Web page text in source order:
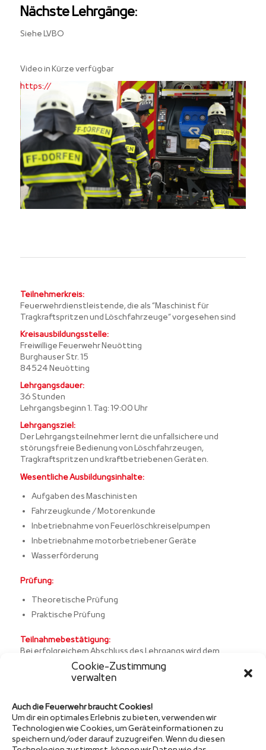
Cookie-Zustimmung
verwalten
Auch die Feuerwehr braucht Cookies!
Um dir ein optimales Erlebnis zu bieten, verwenden wir
Technologien wie Cookies, um Geräteinformationen zu
speichern und/oder darauf zuzugreifen. Wenn du diesen
Nächste Lehrgänge:
Siehe LVBO
Video in Kürze verfügbar
https://
Teilnehmerkreis:
Feuerwehrdienstleistende, die als “Maschinist für
Tragkraftspritzen und Löschfahrzeuge“ vorgesehen sind
Kreisausbildungsstelle:
Freiwillige Feuerwehr Neuötting
Burghauser Str. 15
84524 Neuötting
Lehrgangsdauer:
36 Stunden
Lehrgangsbeginn 1. Tag: 19:00 Uhr
Lehrgangsziel:
Der Lehrgangsteilnehmer lernt die unfallsichere und
störungsfreie Bedienung von Löschfahrzeugen,
Tragkraftspritzen und kraftbetriebenen Geräten.
Wesentliche Ausbildungsinhalte:
Aufgaben des Maschinisten
Fahrzeugkunde / Motorenkunde
Inbetriebnahme von Feuerlöschkreiselpumpen
Inbetriebnahme motorbetriebener Geräte
Wasserförderung
Prüfung:
Theoretische Prüfung
Praktische Prüfung
Teilnahmebestätigung:
Bei erfolgreichem Abschluss des Lehrgangs wird dem
Teilnehmer eine Teilnahmebestätigung ausgehändigt.